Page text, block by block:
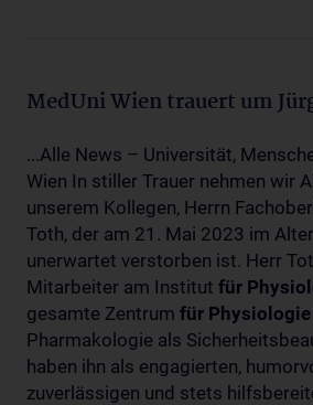
MedUni Wien trauert um
...Alle News – Universität,
Wien In stiller Trauer nehmen wir
unserem Kollegen, Herrn
Toth, der am 21. Mai 2023 im
unerwartet verstorben ist. Herr
Mitarbeiter am Institut für
gesamte Zentrum für Physiologie
Pharmakologie als
haben ihn als engagierten,
zuverlässigen und stets